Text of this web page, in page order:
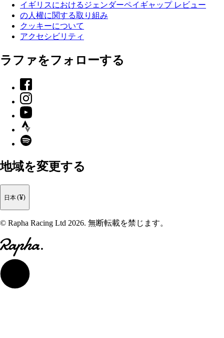
イギリスにおけるジェンダーペイギャップ レビュー
の人權に関する取り組み
クッキーについて
アクセシビリティ
ラファをフォローする
Facebook
Instagram
YouTube
Strava
Spotify
地域を変更する
日本 (¥)
© Rapha Racing Ltd 2026. 無断転載を禁じます。